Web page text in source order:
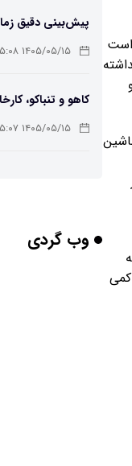
است
پیش‌بینی دقیق
زمین ممکن شد
۱۴۰۵/۰۵/۱۵ ۱۵:۰۸
کاهو و تنباکو،
۱۴۰۵/۰۵/۱۵ ۱۵:۰۷
چرا افراد مضطرب
وب گردی